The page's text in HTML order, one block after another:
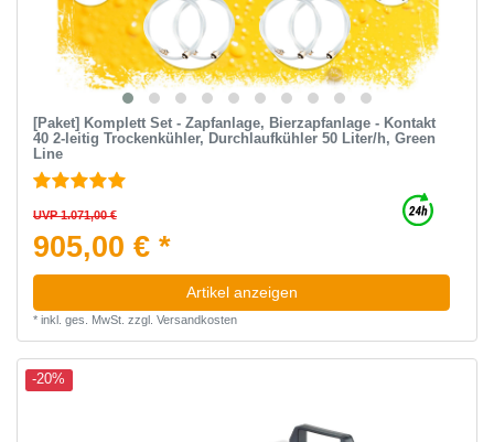
[Paket] Komplett Set - Zapfanlage, Bierzapfanlage - Kontakt
40 2-leitig Trockenkühler, Durchlaufkühler 50 Liter/h, Green
Line
UVP 1.071,00 €
905,00 € *
Artikel anzeigen
* inkl. ges. MwSt. zzgl. Versandkosten
-20%